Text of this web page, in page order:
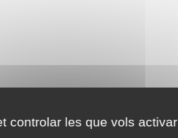
controlar les que vols activar